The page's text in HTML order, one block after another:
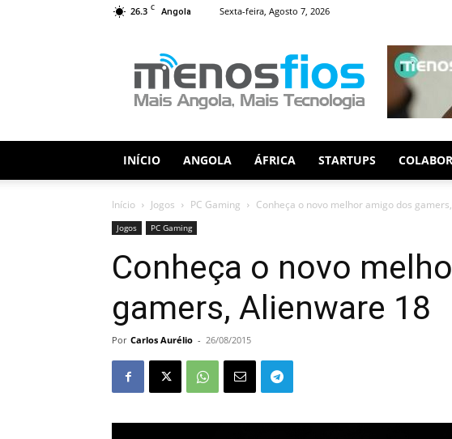
26.3 C Angola Sexta-feira, Agosto 7, 2026
Fios
INÍCIO ANGOLA ÁFRICA STARTUPS
Início Jogos PC Gaming Conheça o novo melhor amigo dos
Jogos PC Gaming
Conheça o novo
gamers, Alienware 18
Por Carlos Aurélio - 26/08/2015